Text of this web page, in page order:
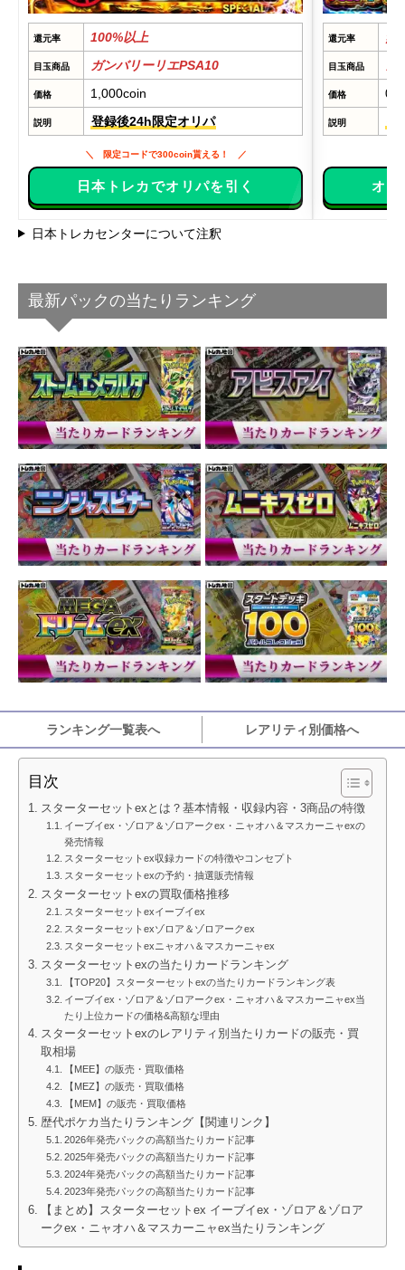
還元率 100%以上
目玉商品 ガンバリーリエPSA10
価格 1,000coin
説明 登録後24h限定オリパ
限定コードで300coin貰える！
日本トレカでオリパを引く
還元率 無
目玉商品 ガ
価格 0
説明
オリ
日本トレカセンターについて注釈
最新パックの当たりランキング
ランキング一覧表へ レアリティ別価格へ
目次
スターターセットexとは？基本情報・収録内容・3商品の特徴
イーブイex・ゾロア＆ゾロアークex・ニャオハ＆マスカーニャexの
発売情報
スターターセットex収録カードの特徴やコンセプト
スターターセットexの予約・抽選販売情報
スターターセットexの買取価格推移
スターターセットexイーブイex
スターターセットexゾロア＆ゾロアークex
スターターセットexニャオハ＆マスカーニャex
スターターセットexの当たりカードランキング
【TOP20】スターターセットexの当たりカードランキング表
イーブイex・ゾロア＆ゾロアークex・ニャオハ＆マスカーニャex当
たり上位カードの価格&高額な理由
スターターセットexのレアリティ別当たりカードの販売・買
取相場
【MEE】の販売・買取価格
【MEZ】の販売・買取価格
【MEM】の販売・買取価格
歴代ポケカ当たりランキング【関連リンク】
2026年発売パックの高額当たりカード記事
2025年発売パックの高額当たりカード記事
2024年発売パックの高額当たりカード記事
2023年発売パックの高額当たりカード記事
【まとめ】スターターセットex イーブイex・ゾロア＆ゾロア
ークex・ニャオハ＆マスカーニャex当たりランキング